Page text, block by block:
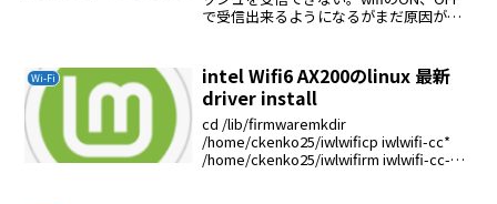
で受信出来るようになるがまだ原因がわ
Wi-Fi
intel Wifi6 AX200のlinux 最新
driver install
cd /lib/firmwaremkdir
/home/ckenko25/iwlwificp iwlwifi-cc*
/home/ckenko25/iwlwifirm iwlwifi-cc-